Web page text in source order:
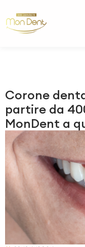
Corone
partire da
MonDent a